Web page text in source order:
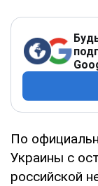
По
Украины с
российской